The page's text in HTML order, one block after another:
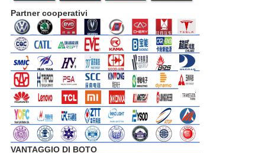
Partner cooperativi
VANTAGGIO DI BOTO